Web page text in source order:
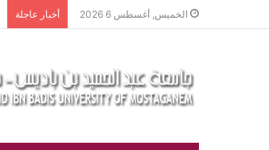
الخميس, أغسطس 6 2026 أخبار عاجلة